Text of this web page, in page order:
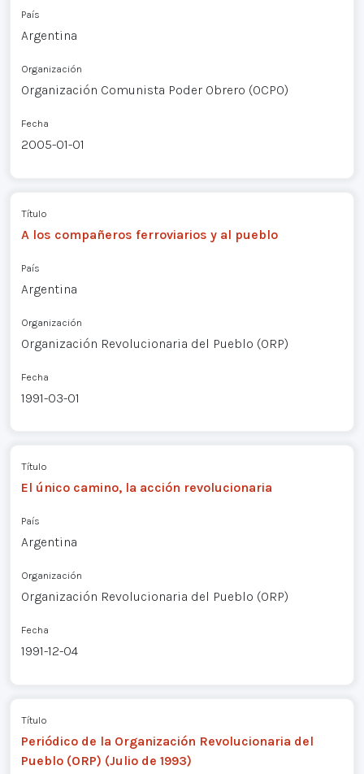
País
Argentina
Organización
Organización Comunista Poder Obrero (OCPO)
Fecha
2005-01-01
Título
A los compañeros ferroviarios y al pueblo
País
Argentina
Organización
Organización Revolucionaria del Pueblo (ORP)
Fecha
1991-03-01
Título
El único camino, la acción revolucionaria
País
Argentina
Organización
Organización Revolucionaria del Pueblo (ORP)
Fecha
1991-12-04
Título
Periódico de la Organización Revolucionaria del
Pueblo (ORP) (Julio de 1993)